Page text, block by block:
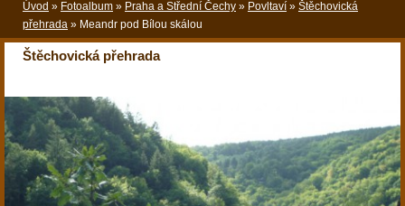
Úvod » Fotoalbum » Praha a Střední Čechy » Povltaví » Štěchovická
přehrada » Meandr pod Bílou skálou
Štěchovická přehrada